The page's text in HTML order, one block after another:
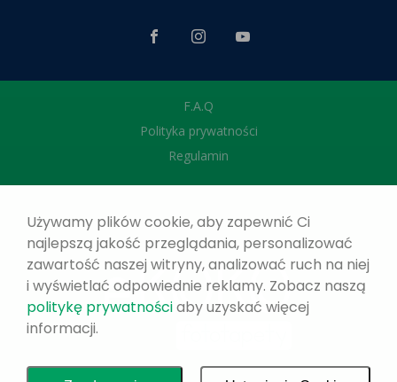
F.A.Q
Polityka prywatności
Regulamin
Używamy plików cookie, aby zapewnić Ci
najlepszą jakość przeglądania, personalizować
zawartość naszej witryny, analizować ruch na niej
i wyświetlać odpowiednie reklamy. Zobacz naszą
politykę prywatnościaby uzyskać więcej
informacji.